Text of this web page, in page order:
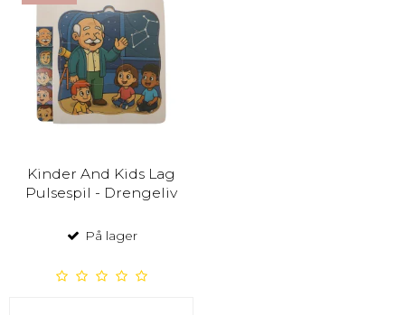
Kinder And Kids Lag
Pulsespil - Drengeliv
På lager